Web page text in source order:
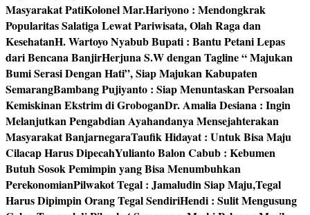
Masyarakat PatiKolonel Mar.Hariyono : Mendongkrak
Popularitas Salatiga Lewat Pariwisata, Olah Raga dan
KesehatanH. Wartoyo Nyabub Bupati : Bantu Petani Lepas
dari Bencana BanjirHerjuna S.W dengan Tagline “ Majukan
Bumi Serasi Dengan Hati”, Siap Majukan Kabupaten
SemarangBambang Pujiyanto : Siap Menuntaskan Persoalan
Kemiskinan Ekstrim di GroboganDr. Amalia Desiana : Ingin
Melanjutkan Pengabdian Ayahandanya Mensejahterakan
Masyarakat BanjarnegaraTaufik Hidayat : Untuk Bisa Maju
Cilacap Harus DipecahYulianto Balon Cabub : Kebumen
Butuh Sosok Pemimpin yang Bisa Menumbuhkan
PerekonomianPilwakot Tegal : Jamaludin Siap Maju,Tegal
Harus Dipimpin Orang Tegal SendiriHendi : Sulit Mengusung